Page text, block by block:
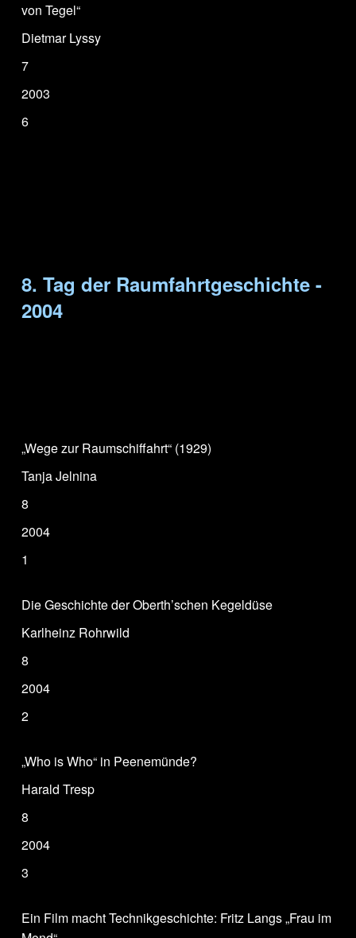
von Tegel“
Dietmar Lyssy
7
2003
6
8. Tag der Raumfahrtgeschichte -
2004
„Wege zur Raumschiffahrt“ (1929)
Tanja Jelnina
8
2004
1
Die Geschichte der Oberth’schen Kegeldüse
Karlheinz Rohrwild
8
2004
2
„Who is Who“ in Peenemünde?
Harald Tresp
8
2004
3
Ein Film macht Technikgeschichte: Fritz Langs „Frau im